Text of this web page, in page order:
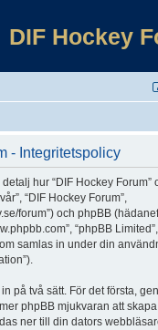
DIF Hockey
- Integritetspolicy
hur “DIF Hockey Forum”
“DIF Hockey Forum”,
forum”) och phpBB
“phpBB
samlas in under din
på två sätt. För det första,
phpBB mjukvaran att
ner till din dators